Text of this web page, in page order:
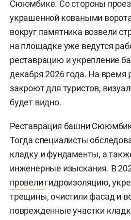
Сююмбике. Со стороны
украшенной коваными
вокруг памятника возвели
на площадке уже ведутся
реставрацию и укрепление
декабря 2026 года. На время
закроют для туристов,
будет видно.
Реставрация башни
Тогда специалисты
кладку и фундаменты, а
инженерные изыскания. В
провели гидроизоляцию,
трещины, очистили фасад и
поврежденные участки